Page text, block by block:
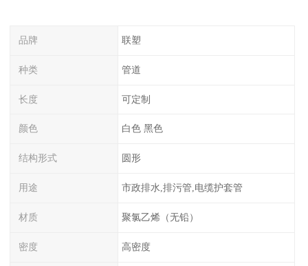
品牌 联塑
种类 管道
长度 可定制
颜色 白色 黑色
结构形式 圆形
用途 市政排水,排污管,电缆护套管
材质 聚氯乙烯（无铅）
密度 高密度